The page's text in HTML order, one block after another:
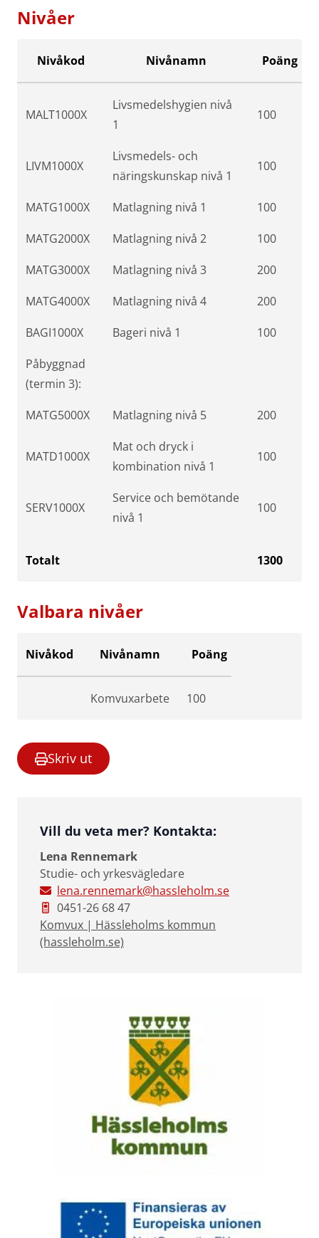
Nivåer
Nivåkod Nivånamn Poäng
MALT1000X
Livsmedelshygien nivå
1
100
LIVM1000X
Livsmedels- och
näringskunskap nivå 1
100
MATG1000X Matlagning nivå 1
100
MATG2000X
Matlagning nivå 2
100
MATG3000X
Matlagning nivå 3
200
MATG4000X
Matlagning nivå 4
200
BAGI1000X
Bageri nivå 1
100
Påbyggnad
(termin 3):
MATG5000X
Matlagning nivå 5 200
MATD1000X
Mat och dryck i
kombination nivå 1
100
SERV1000X
Service och bemötande
nivå 1
100
Totalt 1300
Valbara nivåer
Nivåkod Nivånamn Poäng
Komvuxarbete 100
Skriv ut
Vill du veta mer? Kontakta:
Lena Rennemark
Studie- och yrkesvägledare
lena.rennemark@hassleholm.se
0451-26 68 47
Komvux | Hässleholms kommun
(hassleholm.se)